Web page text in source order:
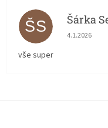
ŠS Šárka
Hodnocení
4.1.2026
vše super